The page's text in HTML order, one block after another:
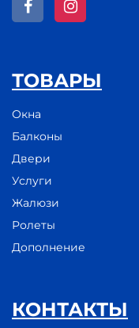
ТОВАРЫ
Окна
Балконы
Двери
Услуги
Жалюзи
Ролеты
Дополнение
КОНТАКТЫ